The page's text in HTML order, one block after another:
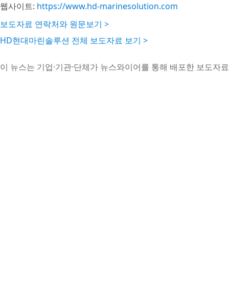
웹사이트: https://www.hd-marinesolution.com
보도자료 연락처와 원문보기 >
HD현대마린솔루션 전체 보도자료 보기 >
이 뉴스는 기업·기관·단체가 뉴스와이어를 통해 배포한 보도자